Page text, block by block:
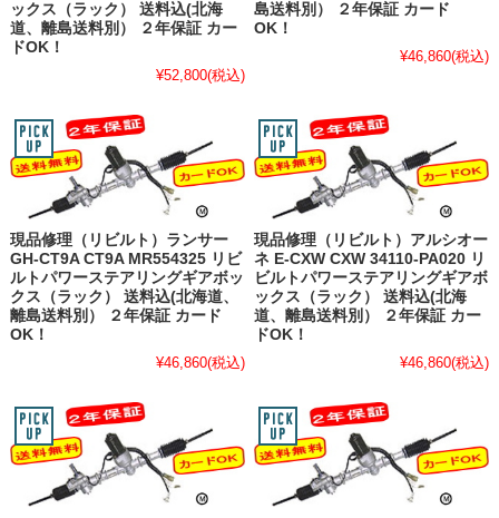
ックス（ラック） 送料込(北海
道、離島送料別） ２年保証 カー
ドOK！
¥52,800(税込)
島送料別） ２年保証 カード
OK！
¥46,860(税込)
現品修理（リビルト）ランサー
GH-CT9A CT9A MR554325 リビ
ルトパワーステアリングギアボッ
クス（ラック） 送料込(北海道、
離島送料別） ２年保証 カード
OK！
¥46,860(税込)
現品修理（リビルト）アルシオー
ネ E-CXW CXW 34110-PA020 リ
ビルトパワーステアリングギアボ
ックス（ラック） 送料込(北海
道、離島送料別） ２年保証 カー
ドOK！
¥46,860(税込)